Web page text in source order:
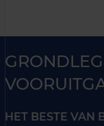
HET BESTE VAN